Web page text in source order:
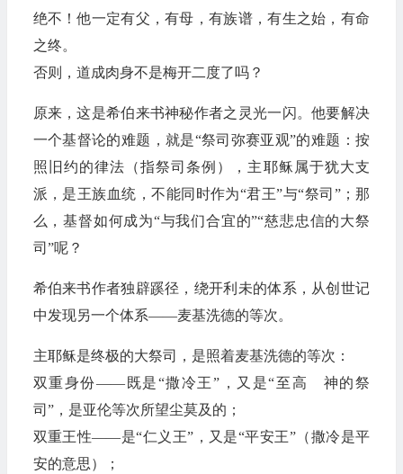
绝不！他一定有父，有母，有族谱，有生之始，有命
之终。
否则，道成肉身不是梅开二度了吗？
原来，这是希伯来书神秘作者之灵光一闪。他要解决
一个基督论的难题，就是“祭司弥赛亚观”的难题：按
照旧约的律法（指祭司条例），主耶稣属于犹大支
派，是王族血统，不能同时作为“君王”与“祭司”；那
么，基督如何成为“与我们合宜的”“慈悲忠信的大祭
司”呢？
希伯来书作者独辟蹊径，绕开利未的体系，从创世记
中发现另一个体系——麦基洗德的等次。
主耶稣是终极的大祭司，是照着麦基洗德的等次：
双重身份——既是“撒冷王”，又是“至高 神的祭
司”，是亚伦等次所望尘莫及的；
双重王性——是“仁义王”，又是“平安王”（撒冷是平
安的意思）；